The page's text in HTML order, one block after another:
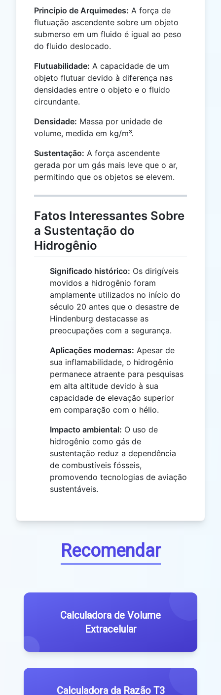
Princípio de Arquimedes: A força de
flutuação ascendente sobre um objeto
submerso em um fluido é igual ao peso
do fluido deslocado.
Flutuabilidade: A capacidade de um
objeto flutuar devido à diferença nas
densidades entre o objeto e o fluido
circundante.
Densidade: Massa por unidade de
volume, medida em kg/m³.
Sustentação: A força ascendente
gerada por um gás mais leve que o ar,
permitindo que os objetos se elevem.
Fatos Interessantes Sobre
a Sustentação do
Hidrogênio
Significado histórico: Os dirigíveis
movidos a hidrogênio foram
amplamente utilizados no início do
século 20 antes que o desastre de
Hindenburg destacasse as
preocupações com a segurança.
Aplicações modernas: Apesar de
sua inflamabilidade, o hidrogênio
permanece atraente para pesquisas
em alta altitude devido à sua
capacidade de elevação superior
em comparação com o hélio.
Impacto ambiental: O uso de
hidrogênio como gás de
sustentação reduz a dependência
de combustíveis fósseis,
promovendo tecnologias de aviação
sustentáveis.
Recomendar
Calculadora de Volume
Extracelular
Calculadora da Razão T3